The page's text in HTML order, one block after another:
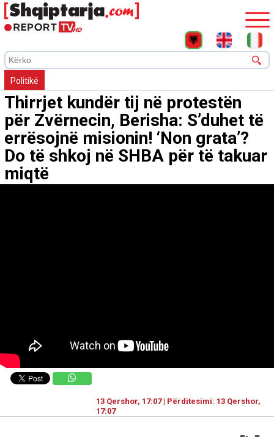
Politikë
Thirrjet kundër tij në protestën
për Zvërnecin, Berisha: S’duhet të
errësojnë misionin! ‘Non grata’?
Do të shkoj në SHBA për të takuar
miqtë
13 Qershor, 17:07 | Përditesimi: 13 Qershor,
17:07